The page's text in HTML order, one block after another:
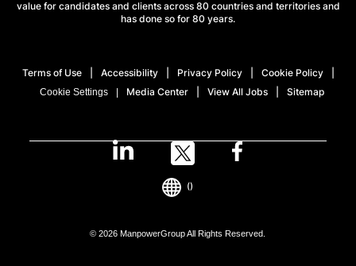
value for candidates and clients across 80 countries and territories and
has done so for 80 years.
Terms of Use Accessibility Privacy Policy Cookie Policy
Cookie Settings Media Center View All Jobs Sitemap
© 2026 ManpowerGroup All Rights Reserved.
()